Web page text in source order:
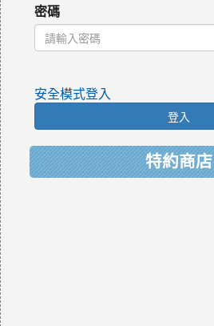
密碼
安全模式登入
登入
特約商店